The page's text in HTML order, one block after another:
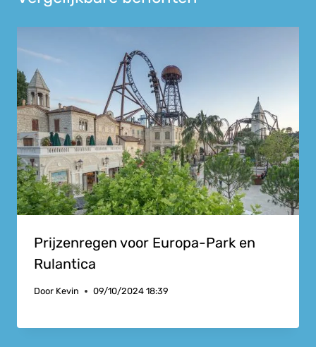
Prijzenregen voor Europa-Park en
Rulantica
Door Kevin 09/10/2024 18:39